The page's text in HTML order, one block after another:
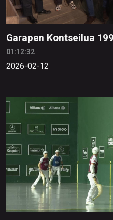
Garapen Kontseilua
01:12:32
2026-02-12